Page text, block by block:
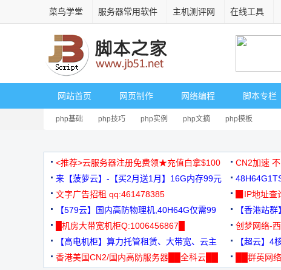
菜鸟学堂 服务器常用软件 主机测评网 在线工具
网站首页 网页制作 网络编程 脚本专栏
php基础 php技巧 php实例 php文摘 php模板
<推荐>云服务器注册免费领★充值白拿$100 CN2加速
来【菠萝云】-【买2月送1月】16G内存99元
3000+可免
文字广告招租 qq:461478385
▉IP地址
【579云】国内高防物理机,40H64G仅需99
元
【香港站
█机房大带宽机柜Q:1006456867█
创梦网络-
88元/月
【高电机柜】算力托管租赁、大带宽、云主
机
【超云】4
香港美国CN2/国内高防服务器██全科云██
██群英网